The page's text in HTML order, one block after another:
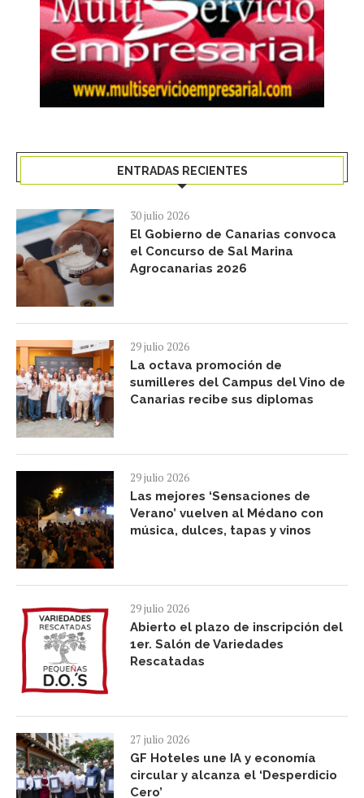
ENTRADAS RECIENTES
30 julio 2026
El Gobierno de Canarias convoca
el Concurso de Sal Marina
Agrocanarias 2026
29 julio 2026
La octava promoción de
sumilleres del Campus del Vino de
Canarias recibe sus diplomas
29 julio 2026
Las mejores ‘Sensaciones de
Verano’ vuelven al Médano con
música, dulces, tapas y vinos
29 julio 2026
Abierto el plazo de inscripción del
1er. Salón de Variedades
Rescatadas
27 julio 2026
GF Hoteles une IA y economía
circular y alcanza el ‘Desperdicio
Cero’